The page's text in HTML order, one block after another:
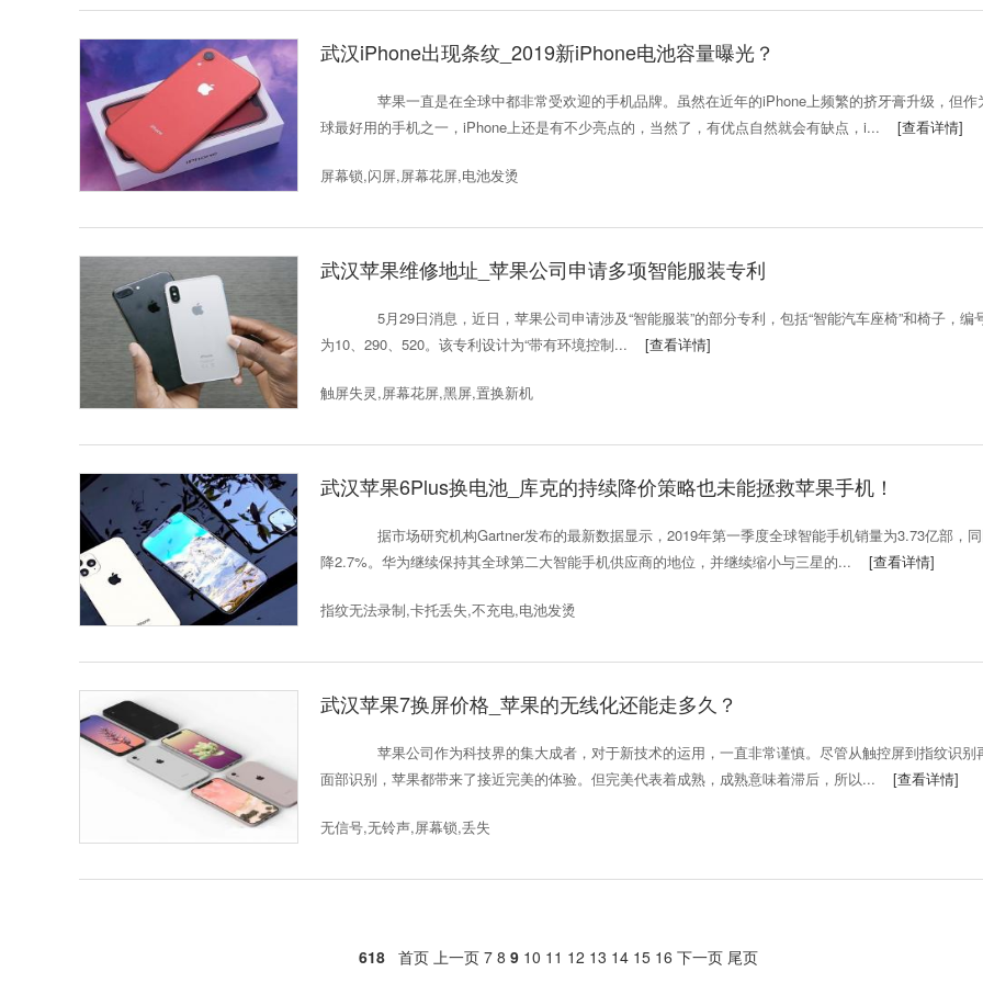
武汉iPhone出现条纹_2019新iPhone电池容量曝光？
苹果一直是在全球中都非常受欢迎的手机品牌。虽然在近年的iPhone上频繁的挤牙膏升级，但作
球最好用的手机之一，iPhone上还是有不少亮点的，当然了，有优点自然就会有缺点，i... [查看详情]
屏幕锁,闪屏,屏幕花屏,电池发烫
武汉苹果维修地址_苹果公司申请多项智能服装专利
5月29日消息，近日，苹果公司申请涉及“智能服装”的部分专利，包括“智能汽车座椅”和椅子，编
为10、290、520。该专利设计为“带有环境控制... [查看详情]
触屏失灵,屏幕花屏,黑屏,置换新机
武汉苹果6Plus换电池_库克的持续降价策略也未能拯救苹果手机！
据市场研究机构Gartner发布的最新数据显示，2019年第一季度全球智能手机销量为3.73亿部，
降2.7%。华为继续保持其全球第二大智能手机供应商的地位，并继续缩小与三星的... [查看详情]
指纹无法录制,卡托丢失,不充电,电池发烫
武汉苹果7换屏价格_苹果的无线化还能走多久？
苹果公司作为科技界的集大成者，对于新技术的运用，一直非常谨慎。尽管从触控屏到指纹识别
面部识别，苹果都带来了接近完美的体验。但完美代表着成熟，成熟意味着滞后，所以... [查看详情]
无信号,无铃声,屏幕锁,丢失
618 首页 上一页 7 8 9 10 11 12 13 14 15 16 下一页 尾页